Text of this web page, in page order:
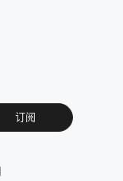
订阅